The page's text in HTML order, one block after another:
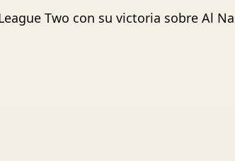
Two con su victoria sobre Al